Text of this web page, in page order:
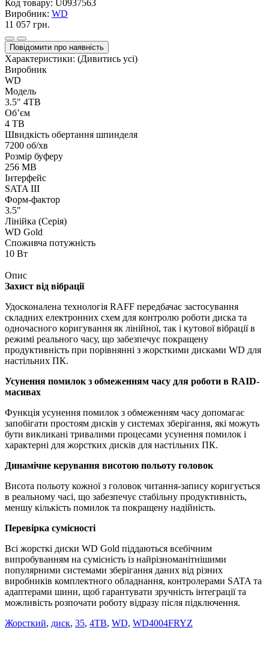
Код товару: U0937563
Виробник: WD
11 057 грн.
Повідомити про наявність
Характеристики: (Дивитись усі)
Виробник
WD
Модель
3.5" 4TB
Об’єм
4 TB
Швидкість обертання шпинделя
7200 об/хв
Розмір буферу
256 MB
Інтерфейс
SATA III
Форм-фактор
3.5"
Лінійка (Серія)
WD Gold
Споживча потужність
10 Вт
Опис
Захист від вібрації
Удосконалена технологія RAFF передбачає застосування
складних електронних схем для контролю роботи диска та
одночасного коригування як лінійної, так і кутової вібрації в
режимі реального часу, що забезпечує покращену
продуктивність при порівнянні з жорсткими дисками WD для
настільних ПК.
Усунення помилок з обмеженням часу для роботи в RAID-
масивах
Функція усунення помилок з обмеженням часу допомагає
запобігати простоям дисків у системах зберігання, які можуть
бути викликані тривалими процесами усунення помилок і
характерні для жорстких дисків для настільних ПК.
Динамічне керування висотою польоту головок
Висота польоту кожної з головок читання-запису коригується
в реальному часі, що забезпечує стабільну продуктивність,
меншу кількість помилок та покращену надійність.
Перевірка сумісності
Всі жорсткі диски WD Gold піддаються всебічним
випробуванням на сумісність із найрізноманітнішими
популярними системами зберігання даних від різних
виробників комплектного обладнання, контролерами SATA та
адаптерами шини, щоб гарантувати зручність інтеграції та
можливість розпочати роботу відразу після підключення.
Жорсткий, диск, 35, 4TB, WD, WD4004FRYZ